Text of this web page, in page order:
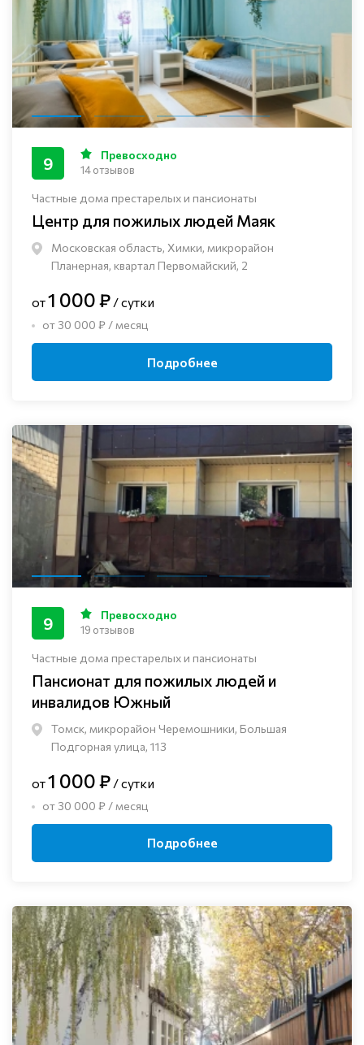
Частные дома престарелых и пансионаты
Центр для пожилых людей Маяк
Московская область, Химки, микрорайон
Планерная, квартал Первомайский, 2
9 Превосходно
14 отзывов
от1 000 ₽ / сутки
от 30 000 ₽ / месяц
Подробнее
Частные дома престарелых и пансионаты
Пансионат для пожилых людей и
инвалидов Южный
Томск, микрорайон Черемошники, Большая
Подгорная улица, 113
9 Превосходно
19 отзывов
от1 000 ₽ / сутки
от 30 000 ₽ / месяц
Подробнее